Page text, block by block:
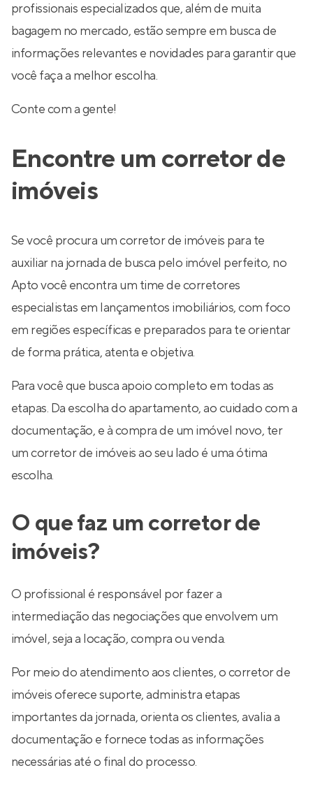
profissionais especializados que, além de muita
bagagem no mercado, estão sempre em busca de
informações relevantes e novidades para garantir que
você faça a melhor escolha.
Conte com a gente!
Encontre um corretor de
imóveis
Se você procura um corretor de imóveis para te
auxiliar na jornada de busca pelo imóvel perfeito, no
Apto você encontra um time de corretores
especialistas em lançamentos imobiliários, com foco
em regiões específicas e preparados para te orientar
de forma prática, atenta e objetiva.
Para você que busca apoio completo em todas as
etapas. Da escolha do apartamento, ao cuidado com a
documentação, e à compra de um imóvel novo, ter
um corretor de imóveis ao seu lado é uma ótima
escolha.
O que faz um corretor de
imóveis?
O profissional é responsável por fazer a
intermediação das negociações que envolvem um
imóvel, seja a locação, compra ou venda.
Por meio do atendimento aos clientes, o corretor de
imóveis oferece suporte, administra etapas
importantes da jornada, orienta os clientes, avalia a
documentação e fornece todas as informações
necessárias até o final do processo.